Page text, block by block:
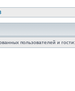
пользователей и